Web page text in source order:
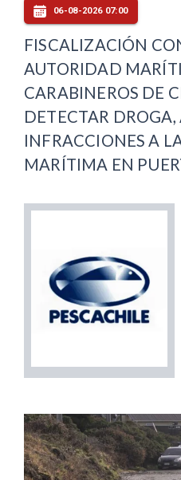
06-08-2026 07:00
FISCALIZACIÓN
AUTORIDAD
CARABINEROS DE
DETECTAR
INFRACCIONES A
MARÍTIMA EN